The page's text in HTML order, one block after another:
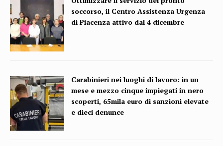
soccorso, il Centro Assistenza Urgenza
di Piacenza attivo dal 4 dicembre
Carabinieri nei luoghi di lavoro: in un
mese e mezzo cinque impiegati in nero
scoperti, 65mila euro di sanzioni elevate
e dieci denunce